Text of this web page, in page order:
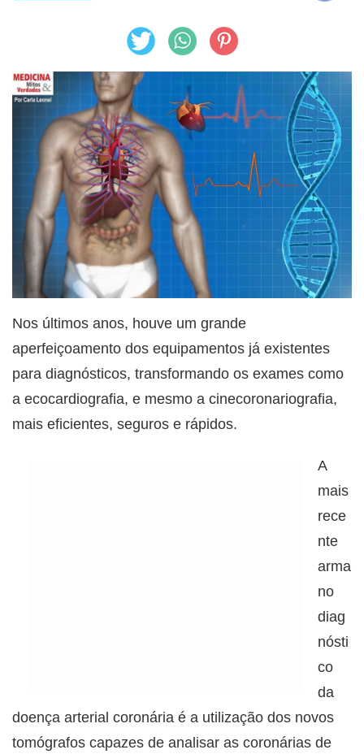
Nos últimos anos, houve um grande
aperfeiçoamento dos equipamentos já existentes
para diagnósticos, transformando os exames como
a ecocardiografia, e mesmo a cinecoronariografia,
mais eficientes, seguros e rápidos.
A
mais
rece
nte
arma
no
diag
nósti
co
da
doença arterial coronária é a utilização dos novos
tomógrafos capazes de analisar as coronárias de